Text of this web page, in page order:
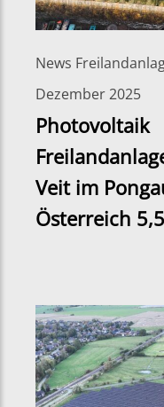
News
Dezember 2025
Photovoltaik
Veit im
Österreich